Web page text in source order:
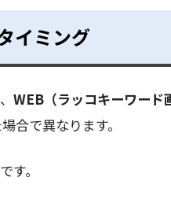
イミング
WEB（ラッコキーワード
合で異なります。
す。